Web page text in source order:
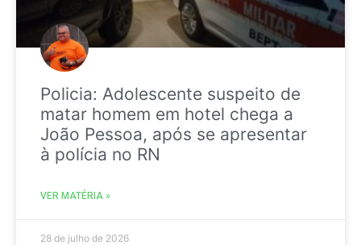
Policia: Adolescente suspeito de
matar homem em hotel chega a
João Pessoa, após se apresentar
à polícia no RN
VER MATÉRIA »
28 de julho de 2026